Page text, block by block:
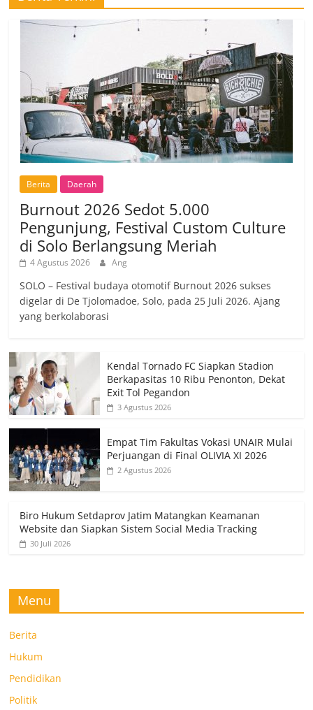
Berita Daerah
Burnout 2026 Sedot 5.000
Pengunjung, Festival Custom Culture
di Solo Berlangsung Meriah
4 Agustus 2026 Ang
SOLO – Festival budaya otomotif Burnout 2026 sukses
digelar di De Tjolomadoe, Solo, pada 25 Juli 2026. Ajang
yang berkolaborasi
Kendal Tornado FC Siapkan Stadion
Berkapasitas 10 Ribu Penonton, Dekat
Exit Tol Pegandon
3 Agustus 2026
Empat Tim Fakultas Vokasi UNAIR Mulai
Perjuangan di Final OLIVIA XI 2026
2 Agustus 2026
Biro Hukum Setdaprov Jatim Matangkan Keamanan
Website dan Siapkan Sistem Social Media Tracking
30 Juli 2026
Menu
Berita
Hukum
Pendidikan
Politik